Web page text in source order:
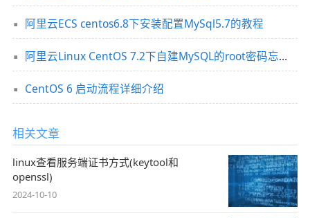
阿里云ECS centos6.8下安装配置MySql5.7的教程
阿里云Linux CentOS 7.2下自建MySQL的root密码忘记的解决方法
CentOS 6 启动流程详细介绍
相关文章
linux查看服务端证书方式(keytool和
openssl)
2024-10-10